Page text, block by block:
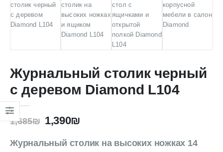
Журнальный столик черный
с деревом Diamond L104
1,685₪ 1,390₪
Журнальный столик на высоких ножках 14